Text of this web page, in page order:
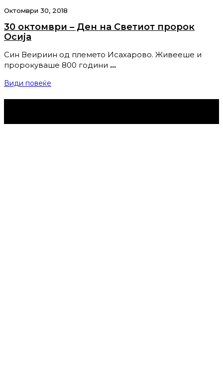
Октомври 30, 2018
30 октомври – Ден на Светиот пророк
Осија
Син Веириин од племето Исахарово. Живееше и
пророкуваше 800 години …
Види повеќе